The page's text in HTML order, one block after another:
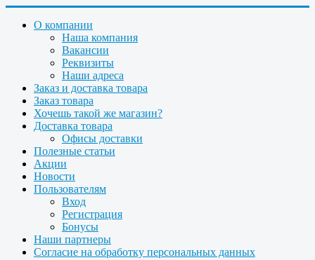
О компании
Наша компания
Вакансии
Реквизиты
Наши адреса
Заказ и доставка товара
Заказ товара
Хочешь такой же магазин?
Доставка товара
Офисы доставки
Полезные статьи
Акции
Новости
Пользователям
Вход
Регистрация
Бонусы
Наши партнеры
Согласие на обработку персональных данных